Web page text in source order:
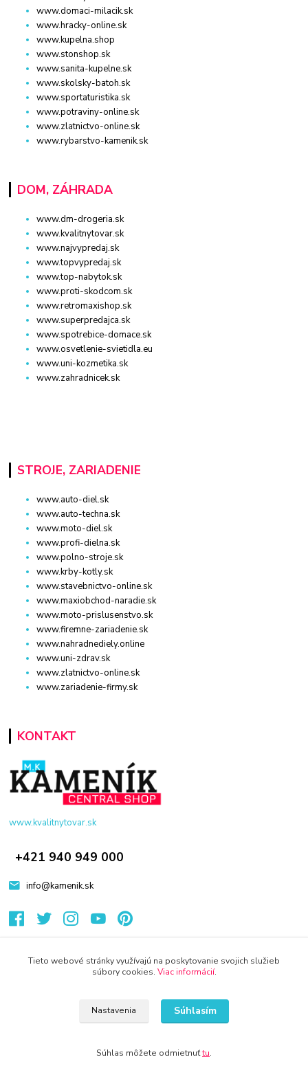
www.domaci-milacik.sk
www.hracky-online.sk
www.kupelna.shop
www.stonshop.sk
www.sanita-kupelne.sk
www.skolsky-batoh.sk
www.sportaturistika.sk
www.potraviny-online.sk
www.zlatnictvo-online.sk
www.rybarstvo-kamenik.sk
DOM, ZÁHRADA
www.dm-drogeria.sk
www.kvalitnytovar.sk
www.najvypredaj.sk
www.topvypredaj.sk
www.top-nabytok.sk
www.proti-skodcom.sk
www.retromaxishop.sk
www.superpredajca.sk
www.spotrebice-domace.sk
www.osvetlenie-svietidla.eu
www.uni-kozmetika.sk
www.zahradnicek.sk
STROJE, ZARIADENIE
www.auto-diel.sk
www.auto-techna.sk
www.moto-diel.sk
www.profi-dielna.sk
www.polno-stroje.sk
www.krby-kotly.sk
www.stavebnictvo-online.sk
www.maxiobchod-naradie.sk
www.moto-prislusenstvo.sk
www.firemne-zariadenie.sk
www.nahradnediely.online
www.uni-zdrav.sk
www.zlatnictvo-online.sk
www.zariadenie-firmy.sk
KONTAKT
www.kvalitnytovar.sk
+421 940 949 000
info@kamenik.sk
Tieto webové stránky využívajú na poskytovanie svojich služieb
súbory cookies. Viac informácií.
Nastavenia Súhlasím
Súhlas môžete odmietnuťtu.